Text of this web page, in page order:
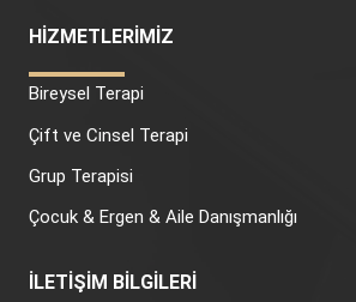
HİZMETLERİMİZ
Bireysel Terapi
Çift ve Cinsel Terapi
Grup Terapisi
Çocuk & Ergen & Aile Danışmanlığı
İLETİŞİM BİLGİLERİ